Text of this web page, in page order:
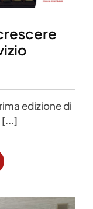
edizione di
[...]